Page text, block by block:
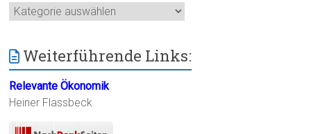
Kategorien
Weiterführende Links:
Relevante Ökonomik
Heiner Flassbeck